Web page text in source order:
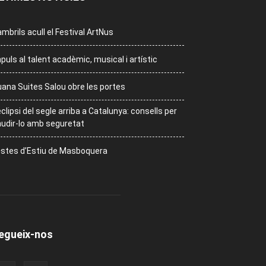
acull el Festival ArtNus
al talent acadèmic, musical i artístic
Suites Salou obre les portes
del segle arriba a Catalunya: consells per
lo amb seguretat
d’Estiu de Masboquera
nos